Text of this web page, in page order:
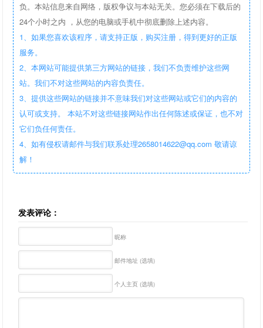
负。本站信息来自网络，版权争议与本站无关。您必须在下载后的
24个小时之内 ，从您的电脑或手机中彻底删除上述内容。
1、如果您喜欢该程序，请支持正版，购买注册，得到更好的正版
服务。
2、本网站可能提供第三方网站的链接，我们不负责维护这些网
站。我们不对这些网站的内容负责任。
3、提供这些网站的链接并不意味我们对这些网站或它们的内容的
认可或支持。 本站不对这些链接网站作出任何陈述或保证，也不对
它们负任何责任。
4、如有侵权请邮件与我们联系处理2658014622@qq.com 敬请谅
解！
发表评论：
昵称
邮件地址 (选填)
个人主页 (选填)